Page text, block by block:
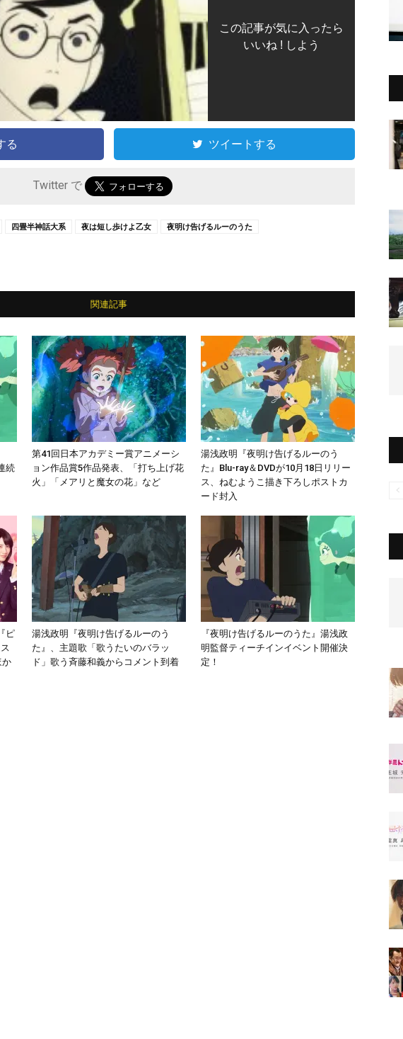
この記事が気に入ったら
いいね ! しよう
る ツイートする
Twitter で
四畳半神話大系 夜は短し歩けよ乙女 夜明け告げるルーのうた
関連記事
続
第41回日本アカデミー賞アニメーシ
ョン作品賞5作品発表、「打ち上げ花
火」「メアリと魔女の花」など
湯浅政明『夜明け告げるルーのう
た』Blu-ray＆DVDが10月18日リリー
ス、ねむようこ描き下ろしポストカ
ード封入
ピ
か
湯浅政明『夜明け告げるルーのう
た』、主題歌「歌うたいのバラッ
ド」歌う斉藤和義からコメント到着
『夜明け告げるルーのうた』湯浅政
明監督ティーチインイベント開催決
定！